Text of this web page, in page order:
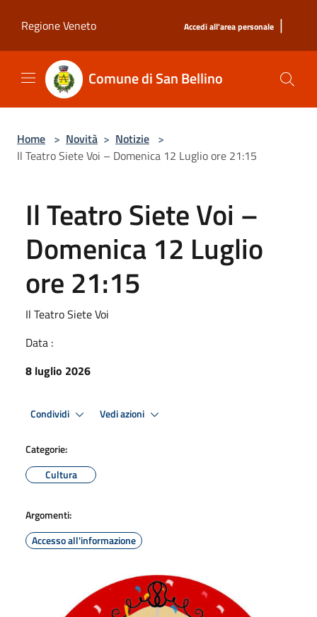
Regione Veneto
Accedi all'area personale |
Comune di San Bellino
Home > Novità > Notizie >
Il Teatro Siete Voi – Domenica 12 Luglio ore 21:15
Il Teatro Siete Voi –
Domenica 12 Luglio
ore 21:15
Il Teatro Siete Voi
Data :
8 luglio 2026
Condividi Vedi azioni
Categorie:
Cultura
Argomenti:
Accesso all'informazione